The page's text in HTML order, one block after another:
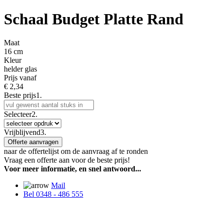
Schaal Budget Platte Rand
Maat
16 cm
Kleur
helder glas
Prijs vanaf
€ 2,34
Beste prijs1.
Selecteer2.
Vrijblijvend3.
Offerte aanvragen
naar de offertelijst om de aanvraag af te ronden
Vraag een offerte aan voor de beste prijs!
Voor meer informatie, en snel antwoord...
Mail
Bel 0348 - 486 555